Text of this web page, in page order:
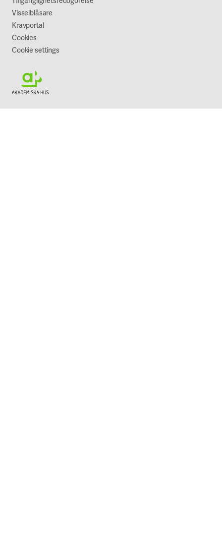
Visselblåsare
Kravportal
Cookies
Cookie settings